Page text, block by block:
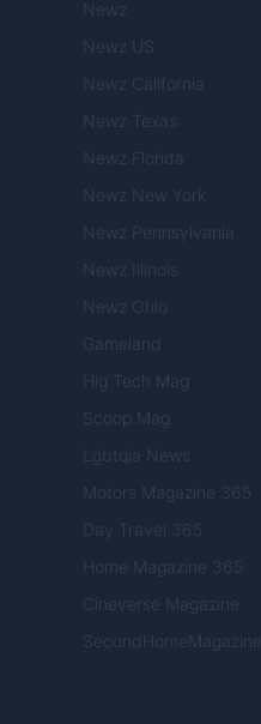
Newz
Newz US
Newz California
Newz Texas
Newz Florida
Newz New York
Newz Pennsylvania
Newz Illinois
Newz Ohio
Gameland
Hig Tech Mag
Scoop Mag
Lgbtqia News
Motors Magazine 365
Day Travel 365
Home Magazine 365
Cineverse Magazine
SecondHomeMagazine